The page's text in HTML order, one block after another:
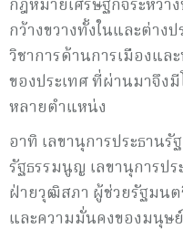
กฎหมายเศรษฐกิจระหว่า
กว้างขวางทั้งในและต่าง
วิชาการด้านการเมืองแ
ของประเทศ ที่ผ่านมาจึง
หลายตำแหน่ง
อาทิ เลขานุการประธานรั
รัฐธรรมนูญ เลขานุการป
ฝ่ายวุฒิสภา ผู้ช่วยรัฐมน
และความมั่นคงของมนุษ